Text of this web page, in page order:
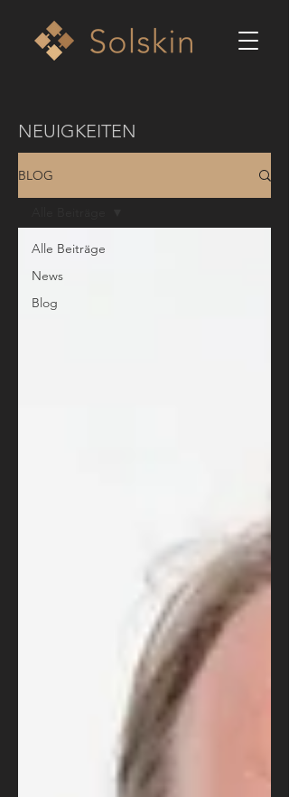
NEUIGKEITEN
BLOG
Alle Beiträge
News
Blog